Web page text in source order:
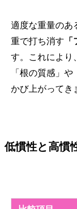
適度な重量のあ
重で打ち消す
す。これにより
「根の質感」
かび上がってき
低慣性と高慣